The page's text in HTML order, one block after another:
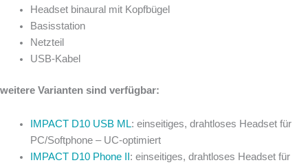
Headset binaural mit Kopfbügel
Basisstation
Netzteil
USB-Kabel
weitere Varianten sind verfügbar:
IMPACT D10 USB ML: einseitiges, drahtloses Headset für
PC/Softphone – UC-optimiert
IMPACT D10 Phone II : einseitiges, drahtloses Headset für